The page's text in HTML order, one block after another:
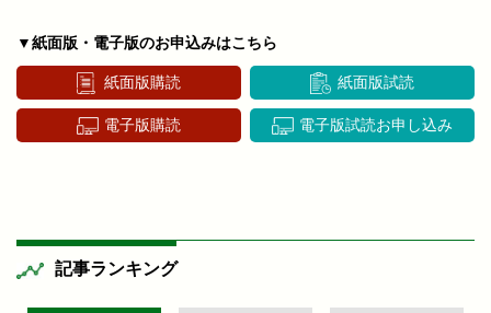
▼紙面版・電子版のお申込みはこちら
紙面版購読 紙面版試読
電子版購読 電子版試読お申し込み
記事ランキング